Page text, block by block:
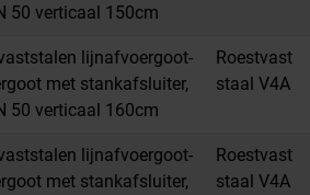
50 verticaal 150cm
lijnafvoergoot-
met stankafsluiter,
50 verticaal 160cm
Roestvast
staal V4A
lijnafvoergoot-
met stankafsluiter,
Roestvast
staal V4A